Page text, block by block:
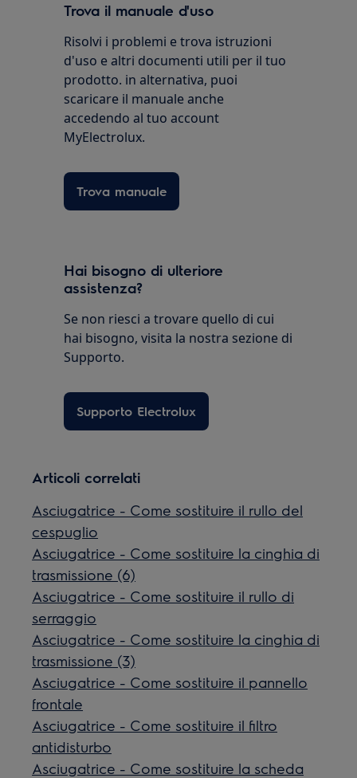
Trova il manuale d'uso
Risolvi i problemi e trova istruzioni
d'uso e altri documenti utili per il tuo
prodotto. in alternativa, puoi
scaricare il manuale anche
accedendo al tuo account
MyElectrolux.
Trova manuale
Hai bisogno di ulteriore
assistenza?
Se non riesci a trovare quello di cui
hai bisogno, visita la nostra sezione di
Supporto.
Supporto Electrolux
Articoli correlati
Asciugatrice - Come sostituire il rullo del
cespuglio
Asciugatrice - Come sostituire la cinghia di
trasmissione (6)
Asciugatrice - Come sostituire il rullo di
serraggio
Asciugatrice - Come sostituire la cinghia di
trasmissione (3)
Asciugatrice - Come sostituire il pannello
frontale
Asciugatrice - Come sostituire il filtro
antidisturbo
Asciugatrice - Come sostituire la scheda